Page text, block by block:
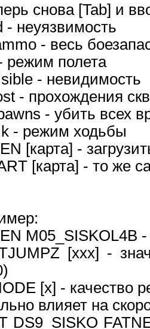
снова [Tab] и
- неуязвимость
- весь
режим полета
- невидимость
- прохождения
- убить всех
- режим ходьбы
[карта] -
[карта] - то же
M05_SISKOL4B
[ххх] -
[х] - качество
влияет на
DS9_SISKO